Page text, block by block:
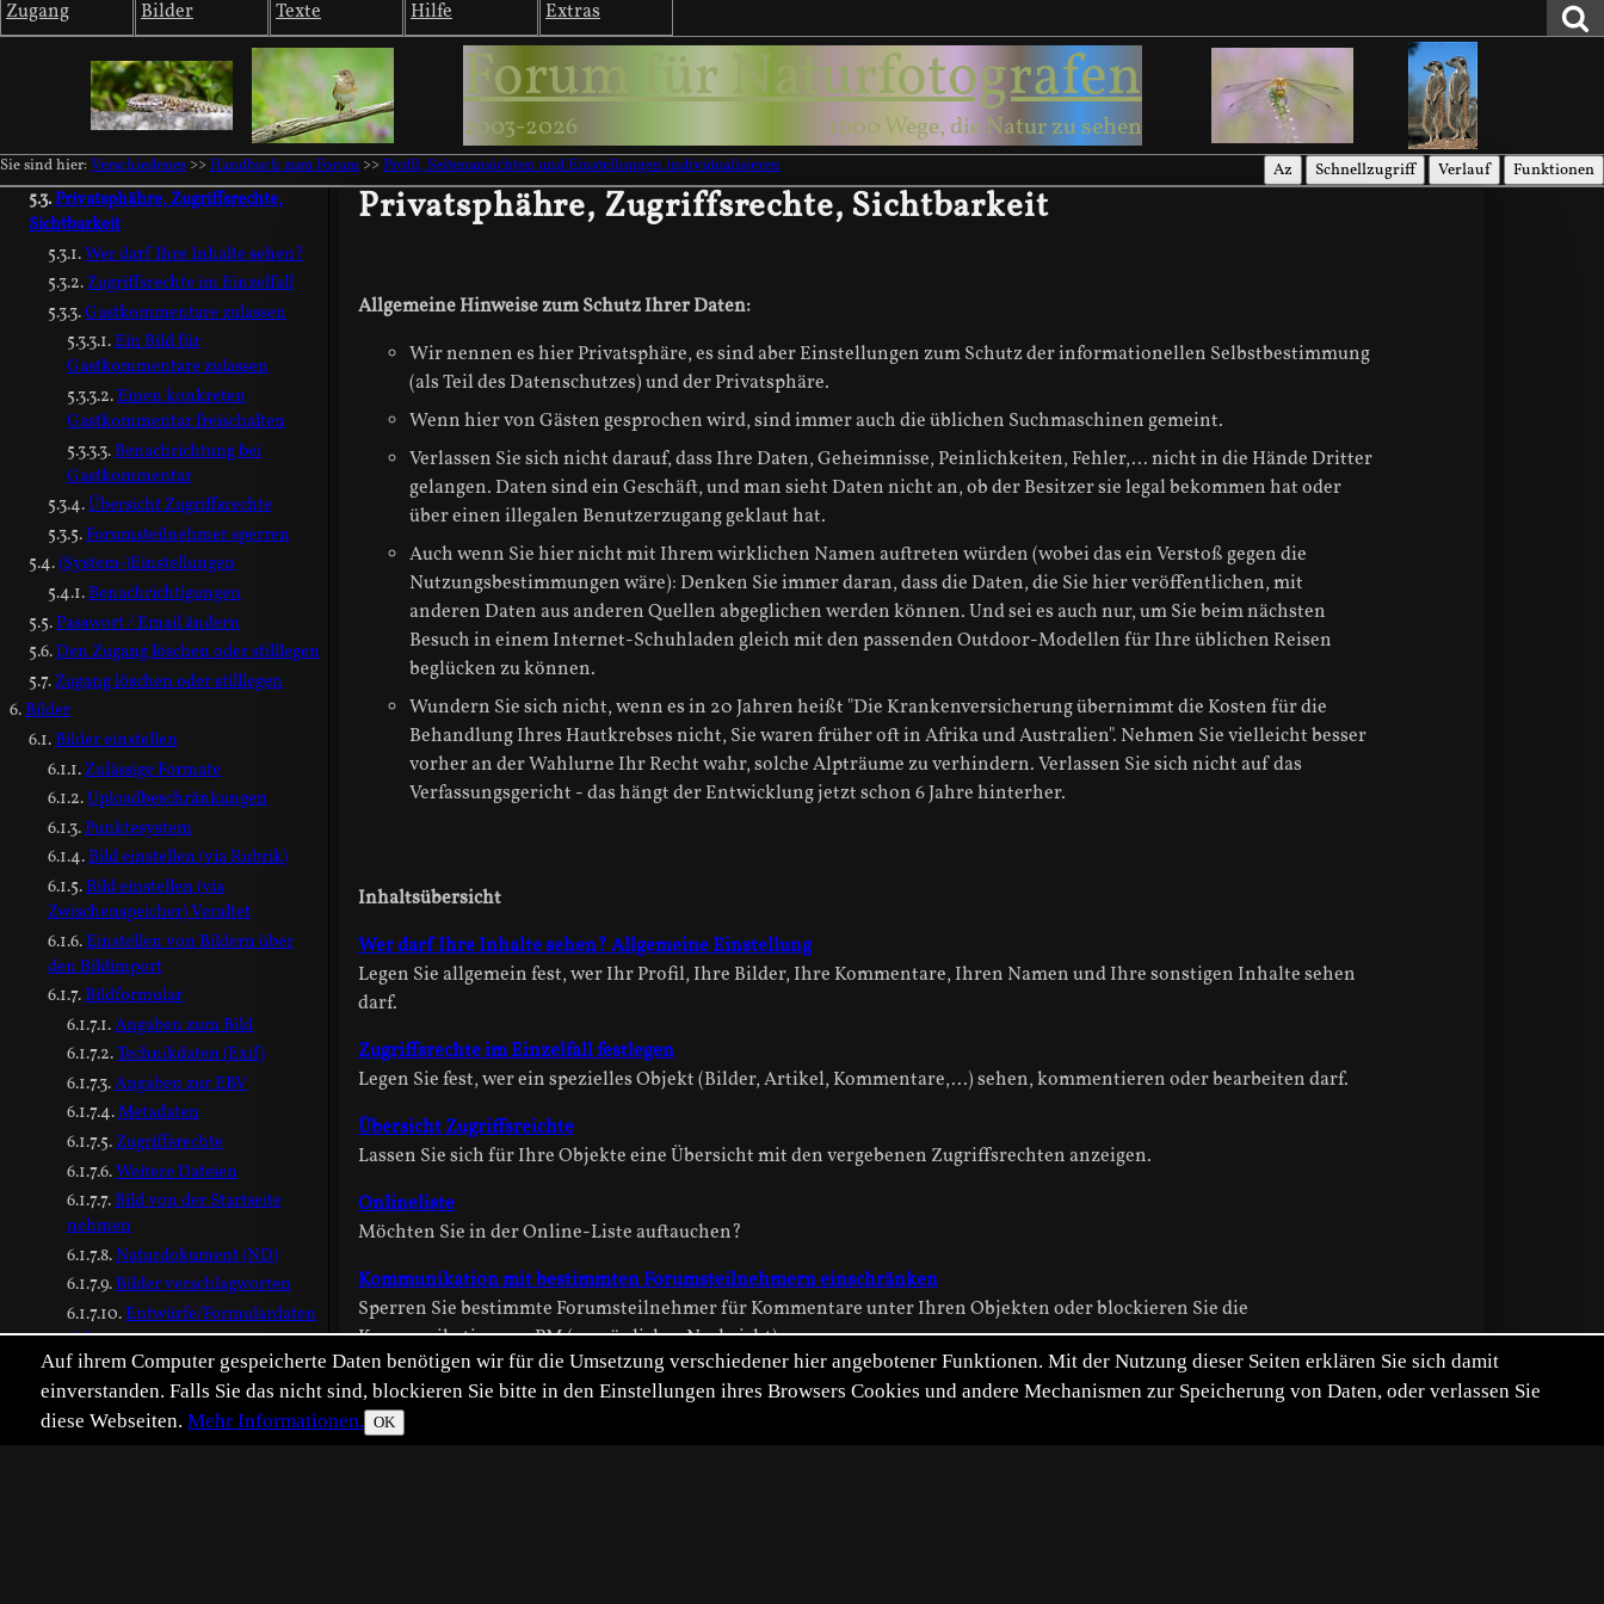
Zugang Bilder Texte Hilfe Extras
Forum für Naturfotografen
2003-2026 1000 Wege, die Natur zu sehen
Sie sind hier: Verschiedenes >> Handbuch zum Forum >> Profil, Seitenansichten und Einstellungen individualisieren Az Schnellzugriff Verlauf Funktionen
Forumsseiten einrichten
Schrift/Schriftgröße
Startseitenbilder festlegen
Aufpoppende Vorschaubilder
abschalten
Privatsphähre, Zugriffsrechte,
Sichtbarkeit
Wer darf Ihre Inhalte sehen?
Zugriffsrechte im Einzelfall
Gastkommentare zulassen
Ein Bild für
Gastkommentare zulassen
Einen konkreten
Gastkommentar freischalten
Benachrichtung bei
Gastkommentar
Übersicht Zugriffsrechte
Forumsteilnehmer sperren
(System-)Einstellungen
Benachrichtigungen
Passwort / Email ändern
Den Zugang löschen oder stilllegen
Zugang löschen oder stilllegen
Bilder
Bilder einstellen
Zulässige Formate
Uploadbeschränkungen
Punktesystem
Bild einstellen (via Rubrik)
Bild einstellen (via
Zwischenspeicher) Veraltet
Einstellen von Bildern über
den Bildimport
Bildformular
Angaben zum Bild
Technikdaten (Exif)
Angaben zur EBV
Metadaten
Zugriffsrechte
Weitere Dateien
Bild von der Startseite
nehmen
Naturdokument (ND)
Bilder verschlagworten
Entwürfe/Formulardaten
sichern
Bild anonym einstellen
Uploadformular
Bildangaben überarbeiten
Privatsphähre, Zugriffsrechte, Sichtbarkeit
Allgemeine Hinweise zum Schutz Ihrer Daten:
Wir nennen es hier Privatsphäre, es sind aber Einstellungen zum Schutz der informationellen Selbstbestimmung
(als Teil des Datenschutzes) und der Privatsphäre.
Wenn hier von Gästen gesprochen wird, sind immer auch die üblichen Suchmaschinen gemeint.
Verlassen Sie sich nicht darauf, dass Ihre Daten, Geheimnisse, Peinlichkeiten, Fehler,... nicht in die Hände Dritter
gelangen. Daten sind ein Geschäft, und man sieht Daten nicht an, ob der Besitzer sie legal bekommen hat oder
über einen illegalen Benutzerzugang geklaut hat.
Auch wenn Sie hier nicht mit Ihrem wirklichen Namen auftreten würden (wobei das ein Verstoß gegen die
Nutzungsbestimmungen wäre): Denken Sie immer daran, dass die Daten, die Sie hier veröffentlichen, mit
anderen Daten aus anderen Quellen abgeglichen werden können. Und sei es auch nur, um Sie beim nächsten
Besuch in einem Internet-Schuhladen gleich mit den passenden Outdoor-Modellen für Ihre üblichen Reisen
beglücken zu können.
Wundern Sie sich nicht, wenn es in 20 Jahren heißt "Die Krankenversicherung übernimmt die Kosten für die
Behandlung Ihres Hautkrebses nicht, Sie waren früher oft in Afrika und Australien". Nehmen Sie vielleicht besser
vorher an der Wahlurne Ihr Recht wahr, solche Alpträume zu verhindern. Verlassen Sie sich nicht auf das
Verfassungsgericht - das hängt der Entwicklung jetzt schon 6 Jahre hinterher.
Inhaltsübersicht
Wer darf Ihre Inhalte sehen? Allgemeine Einstellung
Legen Sie allgemein fest, wer Ihr Profil, Ihre Bilder, Ihre Kommentare, Ihren Namen und Ihre sonstigen Inhalte sehen
darf.
Zugriffsrechte im Einzelfall festlegen
Legen Sie fest, wer ein spezielles Objekt (Bilder, Artikel, Kommentare,...) sehen, kommentieren oder bearbeiten darf.
Übersicht Zugriffsreichte
Lassen Sie sich für Ihre Objekte eine Übersicht mit den vergebenen Zugriffsrechten anzeigen.
Onlineliste
Möchten Sie in der Online-Liste auftauchen?
Kommunikation mit bestimmten Forumsteilnehmern einschränken
Sperren Sie bestimmte Forumsteilnehmer für Kommentare unter Ihren Objekten oder blockieren Sie die
Kommunikation per PM (persönlicher Nachricht).
Auf ihrem Computer gespeicherte Daten benötigen wir für die Umsetzung verschiedener hier angebotener Funktionen. Mit der Nutzung dieser Seiten erklären Sie sich damit
einverstanden. Falls Sie das nicht sind, blockieren Sie bitte in den Einstellungen ihres Browsers Cookies und andere Mechanismen zur Speicherung von Daten, oder verlassen Sie
diese Webseiten. Mehr Informationen. OK